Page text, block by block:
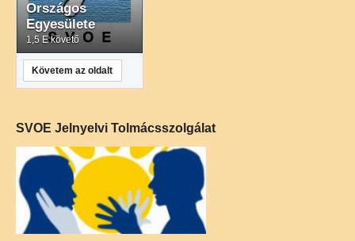
Országos
Egyesülete
1,5 E követő
Követem az oldalt
SVOE Jelnyelvi Tolmácsszolgálat